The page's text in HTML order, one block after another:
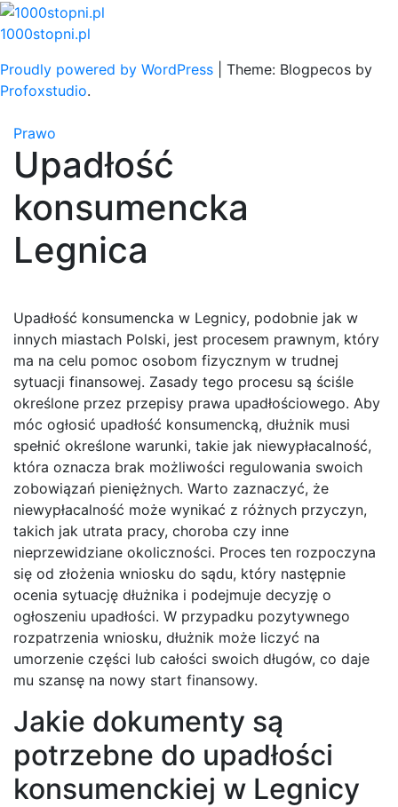
Skip
to
1000stopni.pl
Proudly powered by WordPress
Theme: Blogpecos by
Profoxstudio.
Prawo
Upadłość
konsumencka
Legnica
Upadłość konsumencka w Legnicy, podobnie jak w
innych miastach Polski, jest procesem prawnym, który
ma na celu pomoc osobom fizycznym w trudnej
sytuacji finansowej. Zasady tego procesu są ściśle
określone przez przepisy prawa upadłościowego. Aby
móc ogłosić upadłość konsumencką, dłużnik musi
spełnić określone warunki, takie jak niewypłacalność,
która oznacza brak możliwości regulowania swoich
zobowiązań pieniężnych. Warto zaznaczyć, że
niewypłacalność może wynikać z różnych przyczyn,
takich jak utrata pracy, choroba czy inne
nieprzewidziane okoliczności. Proces ten rozpoczyna
się od złożenia wniosku do sądu, który następnie
ocenia sytuację dłużnika i podejmuje decyzję o
ogłoszeniu upadłości. W przypadku pozytywnego
rozpatrzenia wniosku, dłużnik może liczyć na
umorzenie części lub całości swoich długów, co daje
mu szansę na nowy start finansowy.
Jakie dokumenty są
potrzebne do upadłości
konsumenckiej w Legnicy